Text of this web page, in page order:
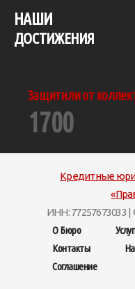
НАШИ
ДОСТИЖЕНИЯ
Защитили от
1700
Кредитные
ИНН: 77257673033
О Бюро
Контакты
Соглашение